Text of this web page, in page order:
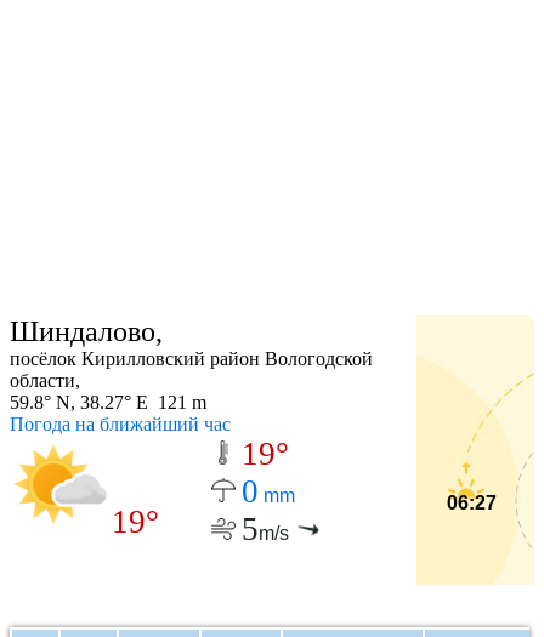
Шиндалово,
посёлок Кирилловский район Вологодской
области,
59.8° N, 38.27° E 121 m
Погода на ближайший час
19°
19°
0 mm
5m/s
06:27